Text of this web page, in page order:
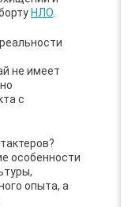
НЛО.
не имеет
с
особенности
опыта, а